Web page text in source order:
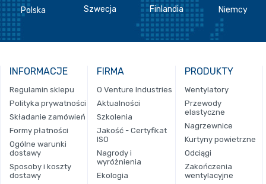
Polska Szwecja Finlandia Niemcy
INFORMACJE
Regulamin sklepu
Polityka prywatności
Składanie zamówień
Formy płatności
Ogólne warunki
dostawy
Sposoby i koszty
dostawy
FIRMA
O Venture Industries
Aktualności
Szkolenia
Jakość - Certyfikat
ISO
Nagrody i
wyróżnienia
Ekologia
PRODUKTY
Wentylatory
Przewody
elastyczne
Nagrzewnice
Kurtyny powietrzne
Odciągi
Zakończenia
wentylacyjne